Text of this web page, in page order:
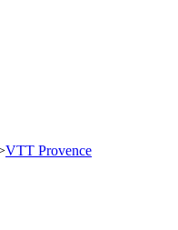
VTT Provence